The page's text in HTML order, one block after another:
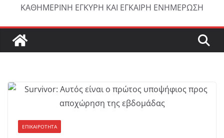
ΚΑΘΗΜΕΡΙΝΗ ΕΓΚΥΡΗ ΚΑΙ ΕΓΚΑΙΡΗ ΕΝΗΜΕΡΩΣΗ
ΕΠΙΚΑΙΡΟΤΗΤΑ